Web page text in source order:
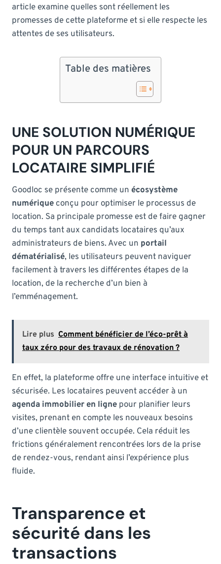
article examine quelles sont réellement les
promesses de cette plateforme et si elle respecte les
attentes de ses utilisateurs.
Table des matières
UNE SOLUTION NUMÉRIQUE
POUR UN PARCOURS
LOCATAIRE SIMPLIFIÉ
Goodloc se présente comme un écosystème
numérique conçu pour optimiser le processus de
location. Sa principale promesse est de faire gagner
du temps tant aux candidats locataires qu’aux
administrateurs de biens. Avec un portail
dématérialisé, les utilisateurs peuvent naviguer
facilement à travers les différentes étapes de la
location, de la recherche d’un bien à
l’emménagement.
Lire plus Comment bénéficier de l’éco-prêt à
taux zéro pour des travaux de rénovation ?
En effet, la plateforme offre une interface intuitive et
sécurisée. Les locataires peuvent accéder à un
agenda immobilier en ligne pour planifier leurs
visites, prenant en compte les nouveaux besoins
d’une clientèle souvent occupée. Cela réduit les
frictions généralement rencontrées lors de la prise
de rendez-vous, rendant ainsi l’expérience plus
fluide.
Transparence et
sécurité dans les
transactions